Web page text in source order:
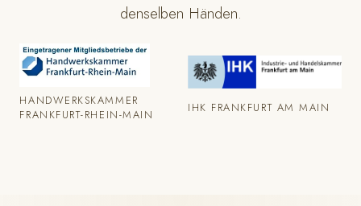
denselben Händen.
HANDWERKSKAMMER
FRANKFURT-RHEIN-MAIN
IHK FRANKFURT AM MAIN